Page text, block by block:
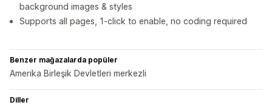
background images & styles
Supports all pages, 1-click to enable, no coding required
Benzer mağazalarda popüler
Amerika Birleşik Devletleri merkezli
Diller